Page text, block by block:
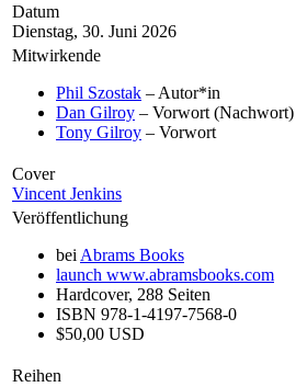
Datum
Dienstag, 30. Juni 2026
Mitwirkende
Phil Szostak – Autor*in
Dan Gilroy – Vorwort (Nachwort)
Tony Gilroy – Vorwort
Cover
Vincent Jenkins
Veröffentlichung
bei Abrams Books
launch www.abramsbooks.com
Hardcover, 288 Seiten
ISBN 978-1-4197-7568-0
$50,00 USD
Reihen